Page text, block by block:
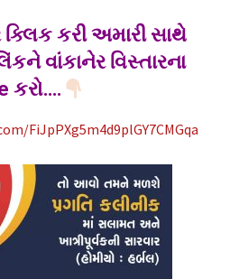
કરી અમારી સાથે
વાંકાનેર વિસ્તારના
કરો….
FiJpPXg5m4d9plGY7CMGqa